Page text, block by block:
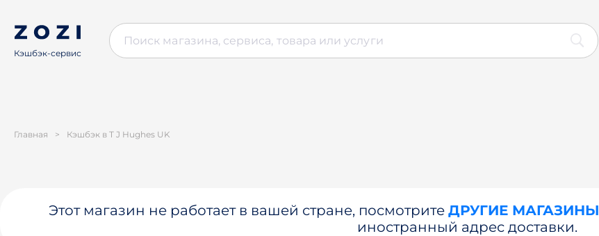
Кэшбэк-сервис
Главная > Кэшбэк в T J Hughes UK
Этот магазин не работает в вашей стране, посмотрите ДРУГИЕ МАГАЗИНЫ
иностранный адрес доставки.